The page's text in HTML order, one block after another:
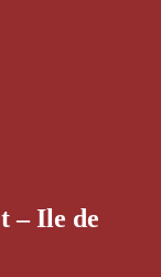
– Ile de